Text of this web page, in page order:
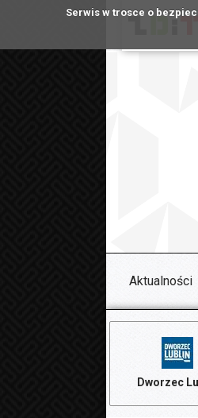
Serwis w trosce o
Aktualności
Dworzec